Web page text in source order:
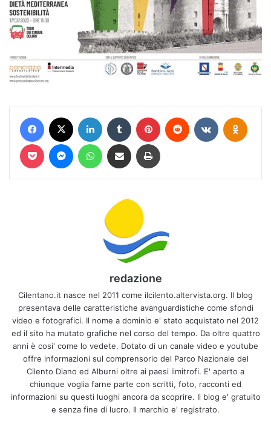
Facebook LinkedIn Tumblr Pinterest Reddit VKontakte
Pocket MessengerWhatsAppCondividi via mail Stampa
redazione
Cilentano.it nasce nel 2011 come ilcilento.altervista.org. Il blog
presentava delle caratteristiche avanguardistiche come sfondi
video e fotografici. Il nome a dominio e' stato acquistato nel 2012
ed il sito ha mutato grafiche nel corso del tempo. Da oltre quattro
anni è cosi' come lo vedete. Dotato di un canale video e youtube
offre informazioni sul comprensorio del Parco Nazionale del
Cilento Diano ed Alburni oltre ai paesi limitrofi. E' aperto a
chiunque voglia farne parte con scritti, foto, racconti ed
informazioni su questi luoghi ancora da scoprire. Il blog e' gratuito
e senza fine di lucro. Il marchio e' registrato.